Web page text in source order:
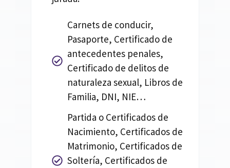
Carnets de conducir,
Pasaporte, Certificado de
antecedentes penales,
Certificado de delitos de
naturaleza sexual, Libros de
Familia, DNI, NIE…
Partida o Certificados de
Nacimiento, Certificados de
Matrimonio, Certificados de
Soltería, Certificados de